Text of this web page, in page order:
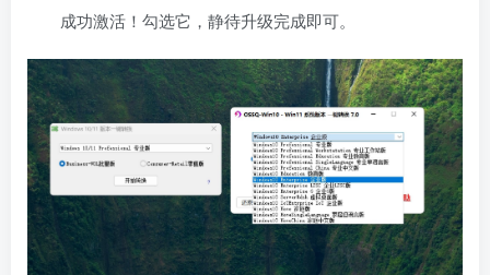
成功激活！勾选它，静待升级完成即可。